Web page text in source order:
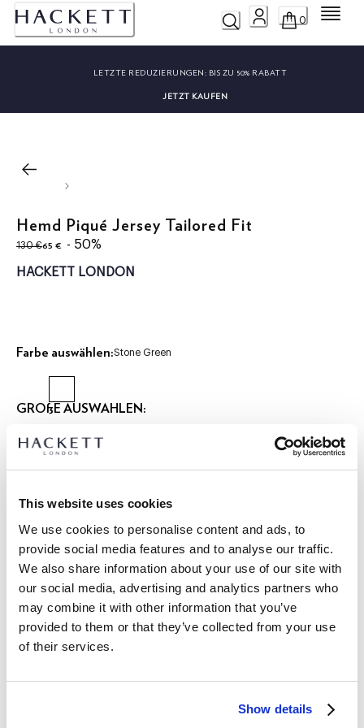
This website uses cookies
We use cookies to personalise content and ads, to
provide social media features and to analyse our traffic.
We also share information about your use of our site with
our social media, advertising and analytics partners who
may combine it with other information that you’ve
provided to them or that they’ve collected from your use
of their services.
Show details
0 Menü
LETZTE REDUZIERUNGEN: BIS ZU 50% RABATT
JETZT KAUFEN
Hemd Piqué Jersey Tailored Fit
130 €
ursprünglicher Preis 130 €
65 €
aktueller Preis 65 €
- 50%
HACKETT LONDON
Farbe auswählen:Stone Green
GRÖßE AUSWÄHLEN:
XS S
Größe des Models:1.86 m
ARTIKEL DETAILS
HM3010637
- Hackett London
- Kent-Kragen mit französischer Knopfleiste für ein elegantes,
- Detailliert mit Marken-Manschettenband für einen subtilen
LIEFERUNG UND RÜCKGABE
Kostenlose Lieferung und Rückgabe
FREE Click & Collect 4-5 Werktage
JETZT ABONNIERENund genießen Sie 10 % Rabatt auf Ihren